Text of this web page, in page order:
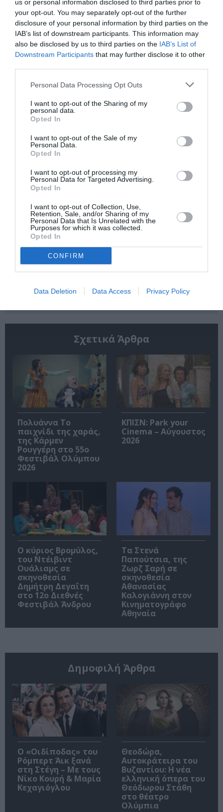
us or personal information disclosed to third parties prior to
your opt-out. You may separately opt-out of the further
disclosure of your personal information by third parties on the
IAB’s list of downstream participants. This information may
also be disclosed by us to third parties on the IAB’s List of
Downstream Participants that may further disclose it to other
Personal Data Processing Opt Outs
I want to opt-out of the Sharing of my
personal data.
Opted In
I want to opt-out of the Sale of my
Personal Data.
Opted In
I want to opt-out of processing my
Personal Data for Targeted Advertising.
Opted In
I want to opt-out of Collection, Use,
Retention, Sale, and/or Sharing of my
Personal Data that Is Unrelated with the
Purposes for which it was collected.
Opted In
CONFIRM
Data Deletion Data Access Privacy Policy
Ακολουθήστε το Culturenow.gr στοGoogle News
μάθετε πρώτοι όλες τις ειδήσεις
Δείτε όλα τατελευταία νέαγια την Τέχνη και τον
Πολιτισμό στοCulturenow.gr
Νέοι Διαγωνισμοί❯
Tags
ΠΑΙΔΙΚΕΣ ΠΑΡΑΣΤΑΣΕΙΣ 2022 – 2023
Newsletter
Κάθε βδομάδα στο e-mail σας τα τελευταία νέα για
την Τέχνη και τον Πολιτισμό!
Σχετικά Άρθρα
Πολυάννα Το
παιχνίδι της χαράς,
της Κάρμεν
Ρουγγέρη στο 55ο
Φεστιβάλ Ολύμπου
2026
ΚΠΙΣΝ: Park your
Cinema – Αύγουστος
2026
O κύριος Βρομύλος,
του Ντέιβιντ
Ουάλιαμς σε
σκηνοθεσία
Δημήτρη Δεγαΐτη
στο 12ο Διεθνές
Φεστιβάλ Άνδρου
Τα Στενά
Παπούτσια, της
Ζωρζ Σαρή σε
σκηνοθεσία
Αθανασίας
Καλογιάννη στον
Κινηματογράφο
Αθηναία
Δημοφιλή Άρθρα
O «Οιδίποδας» του
Ρόμπερτ Άικ ξανά
στη Στέγη – Με τους
Νίκο Κουρή & Μαρία
Κεχαγιόγλου
Θεοδώρα,
Αυτοκράτειρα του
Βυζαντίου: Η νέα
ελληνική όπερα του
Θεόδωρου Στάθη
στο θέατρο
Ολύμπια